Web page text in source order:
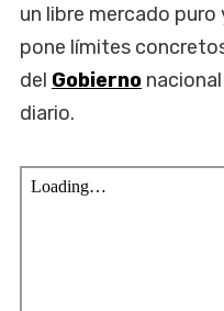
un libre mercado puro
pone límites
del Gobierno
diario.